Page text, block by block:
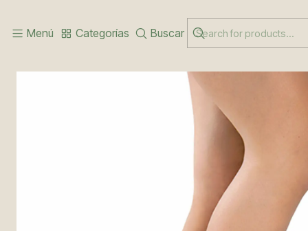
Menú Categorías Buscar
Inicio LÍNEA DEPORTIVA TOBILLERA ESTABILIZADORA